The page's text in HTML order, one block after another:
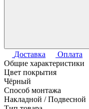
Доставка
Оплата
Общие характеристики
Цвет покрытия
Чёрный
Способ монтажа
Накладной / Подвесной